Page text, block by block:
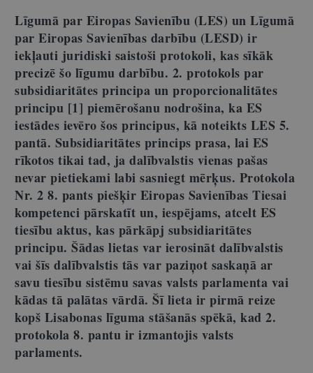
Līgumā par Eiropas Savienību (LES) un Līgumā
par Eiropas Savienības darbību (LESD) ir
iekļauti juridiski saistoši protokoli, kas sīkāk
precizē šo līgumu darbību. 2. protokols par
subsidiaritātes principa un proporcionalitātes
principu [1] piemērošanu nodrošina, ka ES
iestādes ievēro šos principus, kā noteikts LES 5.
pantā. Subsidiaritātes princips prasa, lai ES
rīkotos tikai tad, ja dalībvalstis vienas pašas
nevar pietiekami labi sasniegt mērķus. Protokola
Nr. 2 8. pants piešķir Eiropas Savienības Tiesai
kompetenci pārskatīt un, iespējams, atcelt ES
tiesību aktus, kas pārkāpj subsidiaritātes
principu. Šādas lietas var ierosināt dalībvalstis
vai šīs dalībvalstis tās var paziņot saskaņā ar
savu tiesību sistēmu savas valsts parlamenta vai
kādas tā palātas vārdā. Šī lieta ir pirmā reize
kopš Lisabonas līguma stāšanās spēkā, kad 2.
protokola 8. pantu ir izmantojis valsts
parlaments.